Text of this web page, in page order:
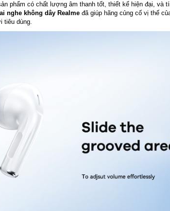
phẩm có chất lượng âm thanh tốt, thiết kế hiện đại, và
nghe không dây Realme đã giúp hãng củng cố vị thế
tiêu dùng.